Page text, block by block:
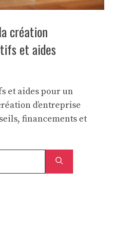
création
et aides
et aides pour un
d’entreprise
financements et